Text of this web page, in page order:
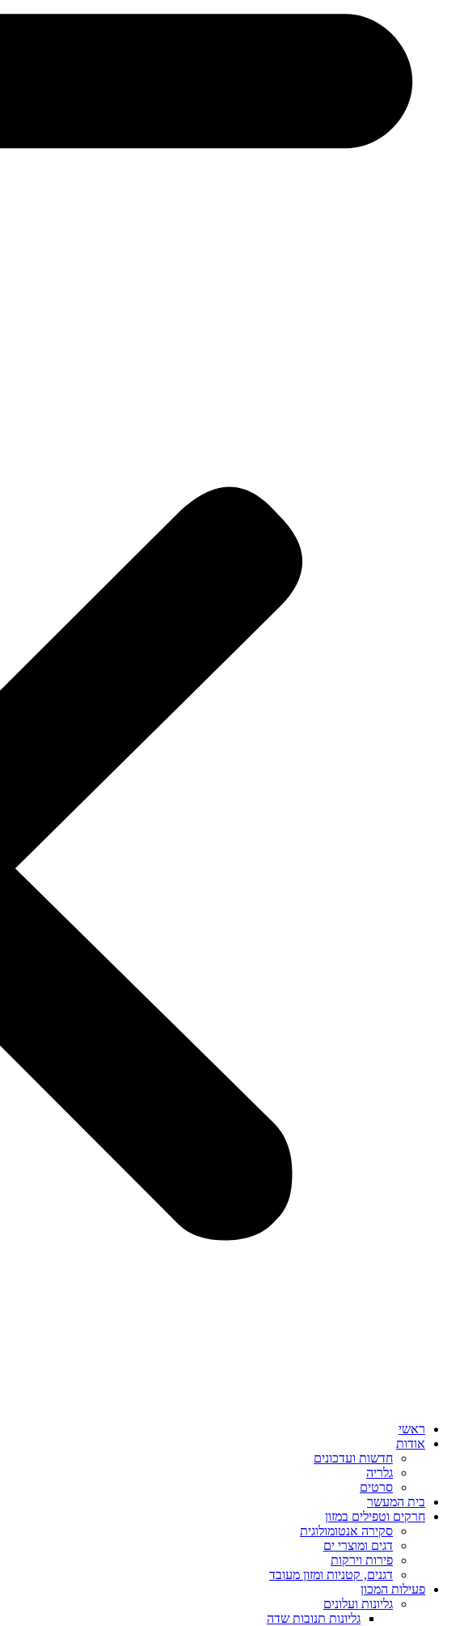
ראשי
אודות
חדשות ועדכונים
גלריה
סרטים
בית המעשר
חרקים וטפילים במזון
סקירה אנטומולוגית
דגים ומוצרי ים
פירות וירקות
דגנים, קטניות ומזון מעובד
פעילות המכון
גליונות ועלונים
גליונות תנובות שדה